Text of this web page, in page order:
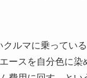
ルマに乗ってい
ースを自分色に染